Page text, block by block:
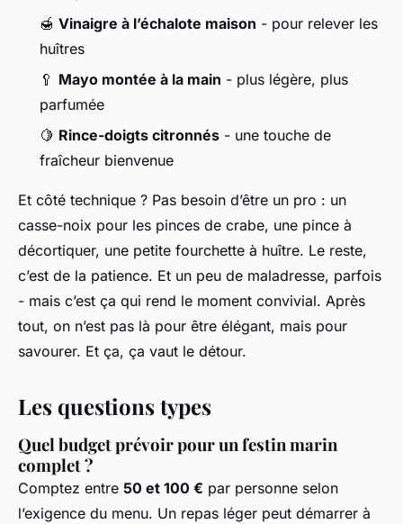
🍯 Vinaigre à l’échalote maison - pour relever les
huîtres
🥄 Mayo montée à la main - plus légère, plus
parfumée
🍋 Rince-doigts citronnés - une touche de
fraîcheur bienvenue
Et côté technique ? Pas besoin d’être un pro : un
casse-noix pour les pinces de crabe, une pince à
décortiquer, une petite fourchette à huître. Le reste,
c’est de la patience. Et un peu de maladresse, parfois
- mais c’est ça qui rend le moment convivial. Après
tout, on n’est pas là pour être élégant, mais pour
savourer. Et ça, ça vaut le détour.
Les questions types
Quel budget prévoir pour un festin marin
complet ?
Comptez entre 50 et 100 € par personne selon
l’exigence du menu. Un repas léger peut démarrer à